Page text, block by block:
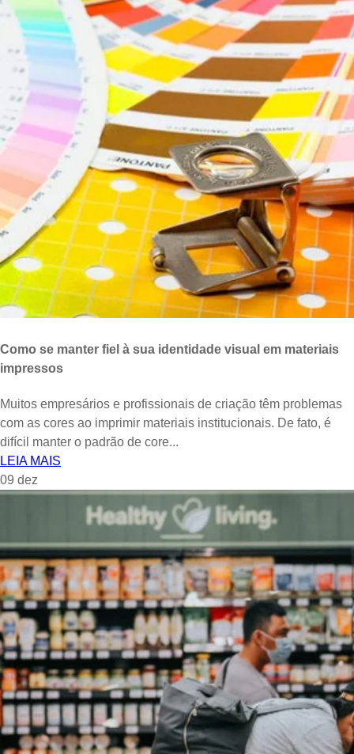
Como se manter fiel à sua identidade visual em materiais
impressos
Muitos empresários e profissionais de criação têm problemas
com as cores ao imprimir materiais institucionais. De fato, é
difícil manter o padrão de core...
LEIA MAIS
09 dez